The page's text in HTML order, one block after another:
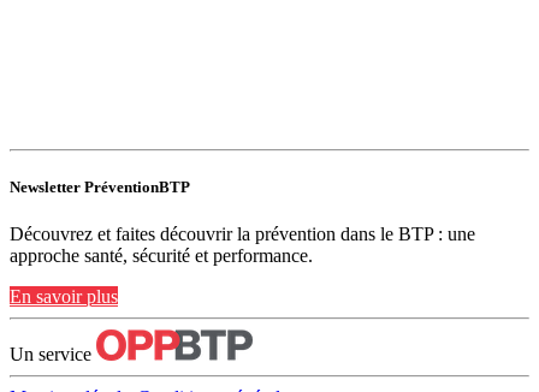
Newsletter PréventionBTP
Découvrez et faites découvrir la prévention dans le BTP : une
approche santé, sécurité et performance.
En savoir plus
Un service